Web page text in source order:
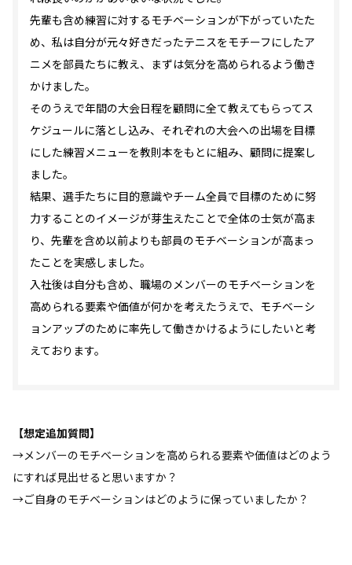
先輩も含め練習に対するモチベーションが下がっていたた
め、私は自分が元々好きだったテニスをモチーフにしたア
ニメを部員たちに教え、まずは気分を高められるよう働き
かけました。
そのうえで年間の大会日程を顧問に全て教えてもらってス
ケジュールに落とし込み、それぞれの大会への出場を目標
にした練習メニューを教則本をもとに組み、顧問に提案し
ました。
結果、選手たちに目的意識やチーム全員で目標のために努
力することのイメージが芽生えたことで全体の士気が高ま
り、先輩を含め以前よりも部員のモチベーションが高まっ
たことを実感しました。
入社後は自分も含め、職場のメンバーのモチベーションを
高められる要素や価値が何かを考えたうえで、モチベーシ
ョンアップのために率先して働きかけるようにしたいと考
えております。
【想定追加質問】
→メンバーのモチベーションを高められる要素や価値はどのよう
にすれば見出せると思いますか？
→ご自身のモチベーションはどのように保っていましたか？